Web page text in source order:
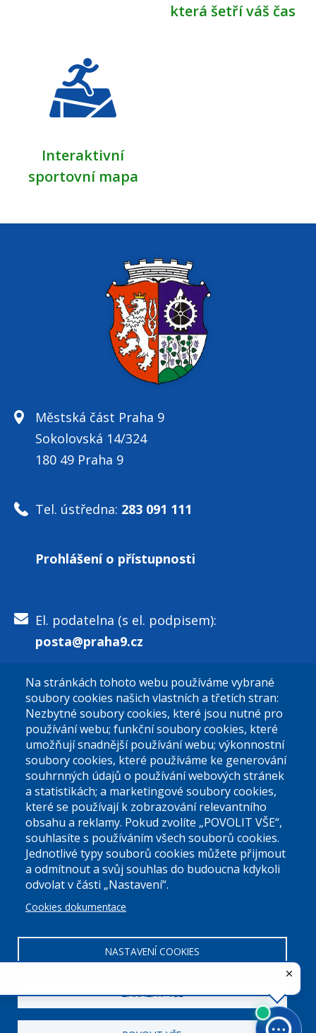
která šetří váš čas
Interaktivní
sportovní mapa
Městská část Praha 9
Sokolovská 14/324
180 49 Praha 9
Tel. ústředna: 283 091 111
Prohlášení o přístupnosti
El. podatelna (s el. podpisem):
posta@praha9.cz
El. podatelna (bez el. podpisu):
podatelna@praha9.cz
Úřední dny:
Po a St: 08.00-12.00; 13.00-18.00
Úřední hodiny
00063894DIČ:CZ00063894
Na stránkách tohoto webu používáme vybrané
soubory cookies našich vlastních a třetích stran:
Nezbytné soubory cookies, které jsou nutné pro
používání webu; funkční soubory cookies, které
umožňují snadnější používání webu; výkonnostní
soubory cookies, které používáme ke generování
souhrnných údajů o používání webových stránek
a statistikách; a marketingové soubory cookies,
které se používají k zobrazování relevantního
obsahu a reklamy. Pokud zvolíte „POVOLIT VŠE“,
souhlasíte s používáním všech souborů cookies.
Jednotlivé typy souborů cookies můžete přijmout
a odmítnout a svůj souhlas do budoucna kdykoli
odvolat v části „Nastavení“.
Cookies dokumentace
NASTAVENÍ COOKIES
ZAKÁZAT VŠE